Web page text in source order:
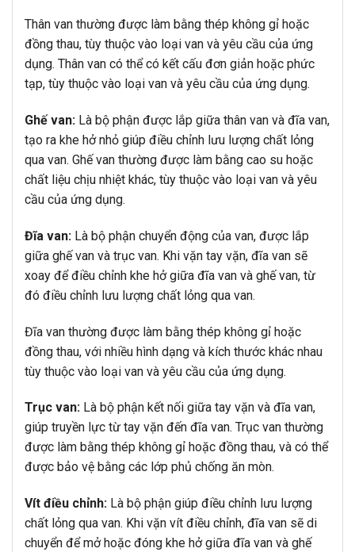
Thân van thường được làm bằng thép không gỉ hoặc
đồng thau, tùy thuộc vào loại van và yêu cầu của ứng
dụng. Thân van có thể có kết cấu đơn giản hoặc phức
tạp, tùy thuộc vào loại van và yêu cầu của ứng dụng.
Ghế van: Là bộ phận được lắp giữa thân van và đĩa van,
tạo ra khe hở nhỏ giúp điều chỉnh lưu lượng chất lỏng
qua van. Ghế van thường được làm bằng cao su hoặc
chất liệu chịu nhiệt khác, tùy thuộc vào loại van và yêu
cầu của ứng dụng.
Đĩa van: Là bộ phận chuyển động của van, được lắp
giữa ghế van và trục van. Khi vặn tay vặn, đĩa van sẽ
xoay để điều chỉnh khe hở giữa đĩa van và ghế van, từ
đó điều chỉnh lưu lượng chất lỏng qua van.
Đĩa van thường được làm bằng thép không gỉ hoặc
đồng thau, với nhiều hình dạng và kích thước khác nhau
tùy thuộc vào loại van và yêu cầu của ứng dụng.
Trục van: Là bộ phận kết nối giữa tay vặn và đĩa van,
giúp truyền lực từ tay vặn đến đĩa van. Trục van thường
được làm bằng thép không gỉ hoặc đồng thau, và có thể
được bảo vệ bằng các lớp phủ chống ăn mòn.
Vít điều chỉnh: Là bộ phận giúp điều chỉnh lưu lượng
chất lỏng qua van. Khi vặn vít điều chỉnh, đĩa van sẽ di
chuyển để mở hoặc đóng khe hở giữa đĩa van và ghế